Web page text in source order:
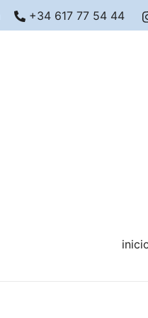
+34 617 77 54 44